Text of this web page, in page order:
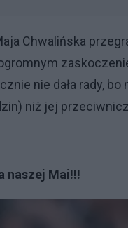
Chwalińska
nie dała rady,
niż jej
naszej Mai!!!